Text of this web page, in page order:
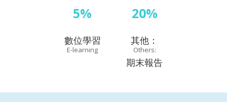
5%
數位學習
E-learning
20%
其他：
Others:
期末報告